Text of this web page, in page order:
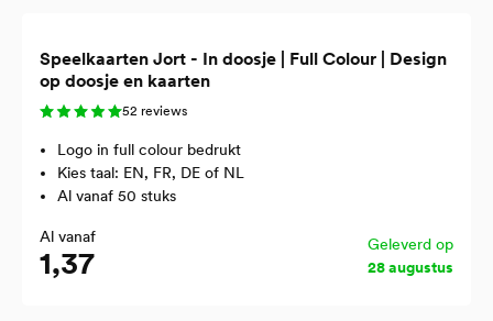
Speelkaarten Jort - In doosje | Full Colour | Design
op doosje en kaarten
52 reviews
Logo in full colour bedrukt
Kies taal: EN, FR, DE of NL
Al vanaf 50 stuks
Al vanaf
1,37
Geleverd op
28 augustus